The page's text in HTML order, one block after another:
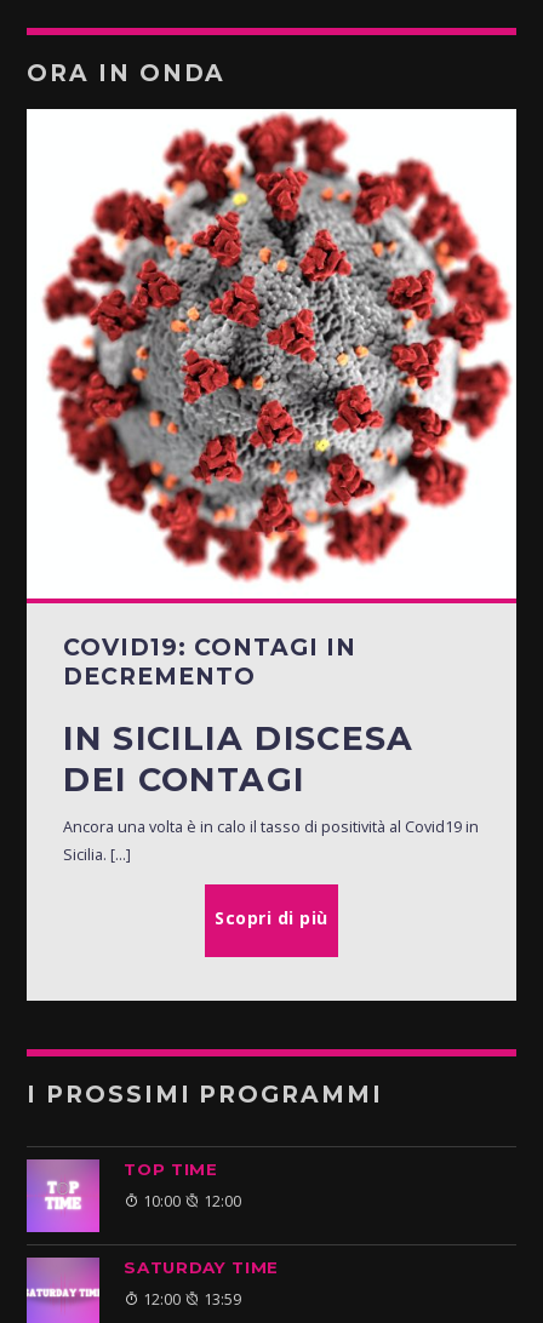
ORA IN ONDA
COVID19: CONTAGI IN
DECREMENTO
IN SICILIA DISCESA
DEI CONTAGI
Ancora una volta è in calo il tasso di positività al Covid19 in
Sicilia. [...]
Scopri di più
I PROSSIMI PROGRAMMI
TOP TIME
10:00 12:00
SATURDAY TIME
12:00 13:59